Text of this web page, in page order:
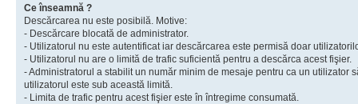
Ce înseamnă ?
Descărcarea nu este posibilă. Motive:
- Descărcare blocată de administrator.
- Utilizatorul nu este autentificat iar descărcarea este permisă doar
- Utilizatorul nu are o limită de trafic suficientă pentru a descărca acest fişier.
- Administratorul a stabilit un număr minim de mesaje pentru ca un utilizator
utilizatorul este sub această limită.
- Limita de trafic pentru acest fişier este în întregime consumată.